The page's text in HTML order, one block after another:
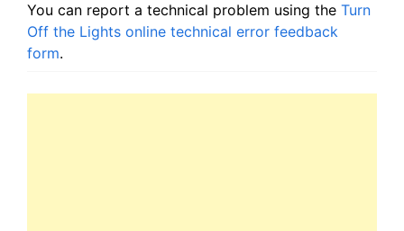
You can report a technical problem using the Turn
Off the Lights online technical error feedback
form.